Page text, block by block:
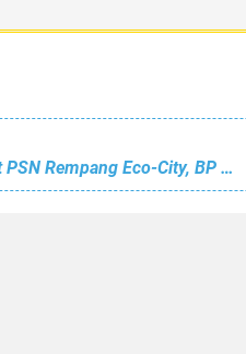
Tingkatkan Kesejahteraan Masyarakat Lewat PSN Rempang Eco-City, BP Batam Lakukan Ini